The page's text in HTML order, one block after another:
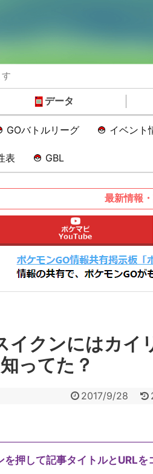
データ
GOバトルリーグ イベント
表 GBL
最新情報
イクンにはカイ
ってた？
2017/9/28
を押して記事タイトルとURLを